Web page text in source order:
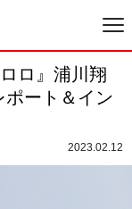
ロ』浦川翔
ポート＆イン
2023.02.12